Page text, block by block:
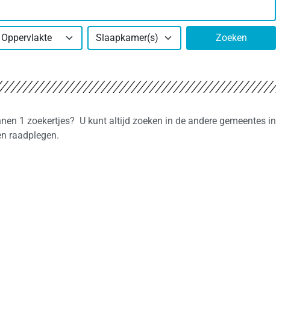
Oppervlakte Slaapkamer(s) Zoeken
1 zoekertjes? U kunt altijd zoeken in de andere gemeentes in
raadplegen.